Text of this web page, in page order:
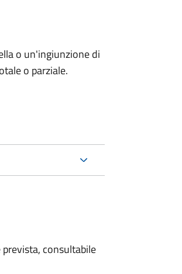
o un'ingiunzione di
o parziale.
consultabile